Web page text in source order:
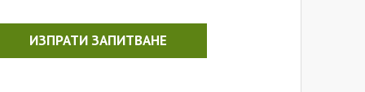
ИЗПРАТИ ЗАПИТВАНЕ